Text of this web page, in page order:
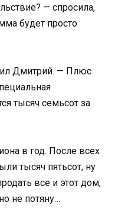
— спросила,
будет просто
Дмитрий. — Плюс
тысяч семьсот за
в год. После всех
тысяч пятьсот, ну
все и этот дом,
не потяну…